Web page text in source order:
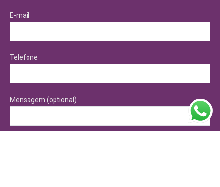
E-mail
Telefone
Mensagem (optional)